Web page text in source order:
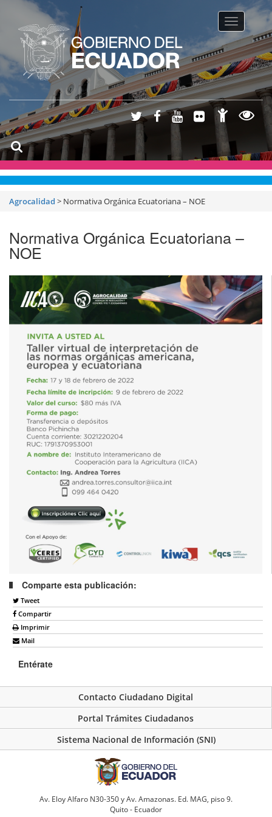
Toggle
Agrocalidad > Normativa Orgánica Ecuatoriana – NOE
Normativa Orgánica Ecuatoriana –
NOE
Comparte esta publicación:
Tweet
Compartir
Imprimir
Mail
Entérate
Contacto Ciudadano Digital
Portal Trámites Ciudadanos
Sistema Nacional de Información (SNI)
Av. Eloy Alfaro N30-350 y Av. Amazonas. Ed. MAG, piso 9.
Quito - Ecuador